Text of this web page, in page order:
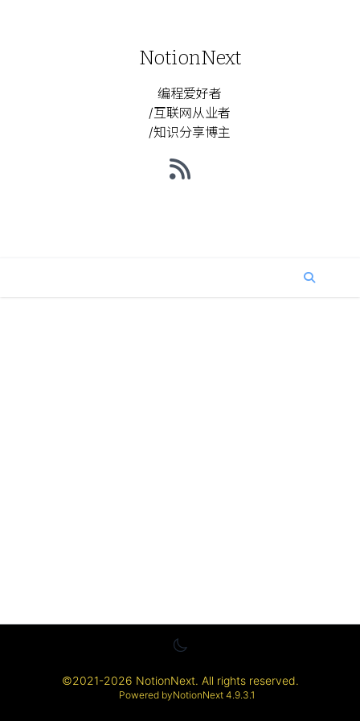
NotionNext
编程爱好者
/互联网从业者
/知识分享博主
©2021-2026 NotionNext. All rights reserved.
Powered byNotionNext 4.9.3.1